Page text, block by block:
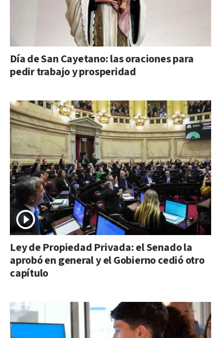
Día de San Cayetano: las oraciones para
pedir trabajo y prosperidad
Ley de Propiedad Privada: el Senado la
aprobó en general y el Gobierno cedió otro
capítulo